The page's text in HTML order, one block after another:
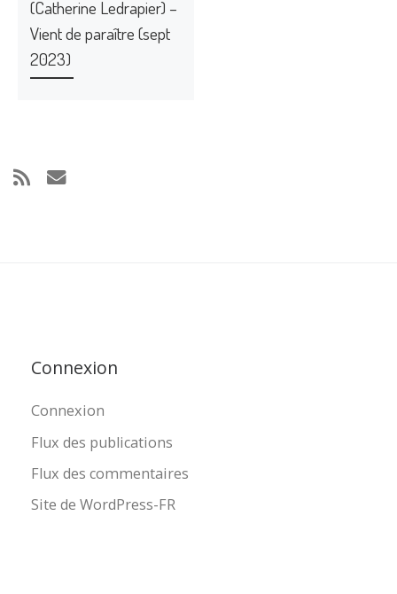
(Catherine Ledrapier) –
Vient de paraître (sept
2023)
Connexion
Connexion
Flux des publications
Flux des commentaires
Site de WordPress-FR